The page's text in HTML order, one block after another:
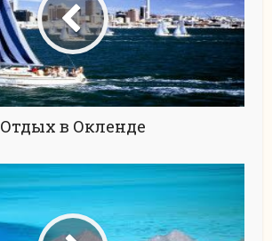
Отдых в Окленде